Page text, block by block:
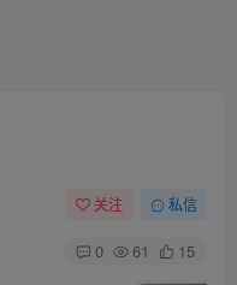
关注 私信
0 61
15